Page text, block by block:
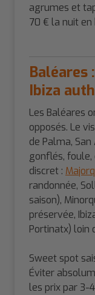
agrumes et
70 € la nuit en
Baléares
Ibiza
Les Baléares
opposés. Le
de Palma,
gonflés,
discret :
randonnée,
saison),
préservée,
Portinatx) loin
Sweet spot
Éviter
les prix par 3-